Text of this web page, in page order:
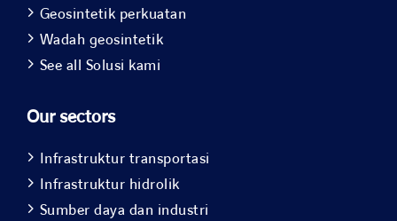
Geosintetik perkuatan
Wadah geosintetik
See all Solusi kami
Our sectors
Infrastruktur transportasi
Infrastruktur hidrolik
Sumber daya dan industri